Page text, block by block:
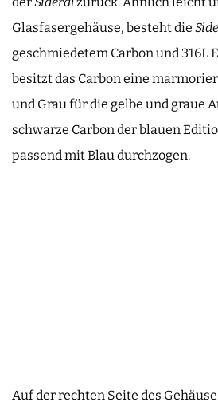
Glasfasergehäuse, besteht die
geschmiedetem Carbon und 316L
besitzt das Carbon eine
und Grau für die gelbe und graue
schwarze Carbon der blauen
passend mit Blau durchzogen.
Auf der rechten Seite des